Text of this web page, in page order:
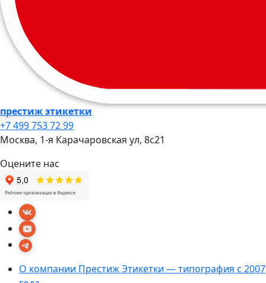
престиж этикетки
+7 499 753 72 99
Москва, 1-я Карачаровская ул, 8c21
Оцените нас
О компании Престиж Этикетки — типография с 2007